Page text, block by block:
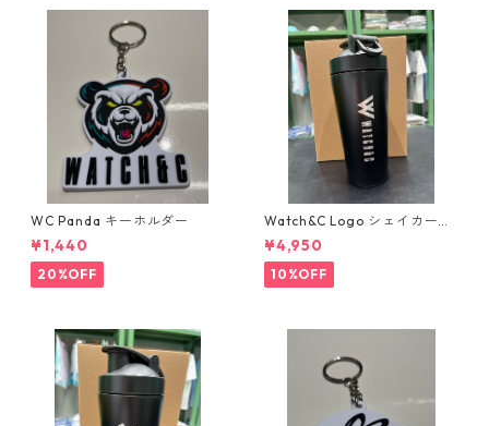
WC Panda キーホルダー
¥1,440
20%OFF
Watch&C Logo シェイカー
Web限定10個‼️
¥4,950
10%OFF